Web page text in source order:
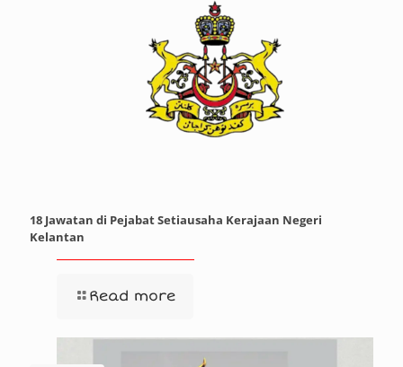
18 Jawatan di Pejabat Setiausaha Kerajaan Negeri
Kelantan
Read more